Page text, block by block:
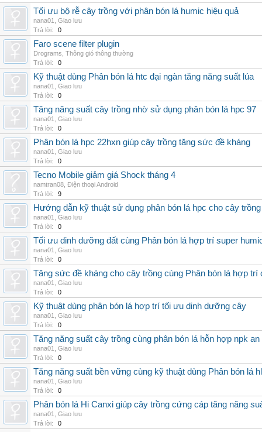
Tối ưu bộ rễ cây trồng với phân bón lá humic hiệu quả
nana01
Giao lưu
Trả lời:
0
Faro scene filter plugin
Drograms Thông gió thông thường
Trả lời:
0
Kỹ thuật dùng Phân bón lá htc đại ngàn tăng năng suất lúa
nana01
Giao lưu
Trả lời:
0
Tăng năng suất cây trồng nhờ sử dụng phân bón lá hpc 97
nana01
Giao lưu
Trả lời:
0
Phân bón lá hpc 22hxn giúp cây trồng tăng sức đề kháng
nana01
Giao lưu
Trả lời:
0
Tecno Mobile giảm giá Shock tháng 4
namtran08 Điện thoại Android
Trả lời:
9
Hướng dẫn kỹ thuật sử dụng phân bón lá hpc cho cây trồng
nana01
Giao lưu
Trả lời:
0
Tối ưu dinh dưỡng đất cùng Phân bón lá hợp trí super
nana01
Giao lưu
Trả lời:
0
Tăng sức đề kháng cho cây trồng cùng Phân bón lá hợp trí
nana01
Giao lưu
Trả lời:
0
Kỹ thuật dùng phân bón lá hợp trí tối ưu dinh dưỡng cây
nana01
Giao lưu
Trả lời:
0
Tăng năng suất cây trồng cùng phân bón lá hỗn hợp npk an
nana01
Giao lưu
Trả lời:
0
Tăng năng suất bền vững cùng kỹ thuật dùng Phân bón lá
nana01
Giao lưu
Trả lời:
0
Phân bón lá Hi Canxi giúp cây trồng cứng cáp tăng năng
nana01
Giao lưu
Trả lời:
0